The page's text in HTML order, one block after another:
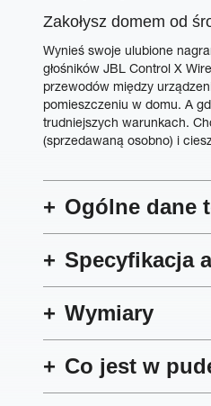
Zakołysz domem od
Wynieś swoje ulubione
głośników JBL Control X
przewodów między
pomieszczeniu w domu. A
trudniejszych warunkach.
(sprzedawaną osobno) i
Ogólne dane
Specyfikacja
Wymiary
Co jest w